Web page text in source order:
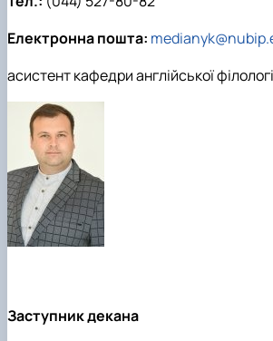
Електронна пошта:
асистент кафедри англійської
Заступник декана